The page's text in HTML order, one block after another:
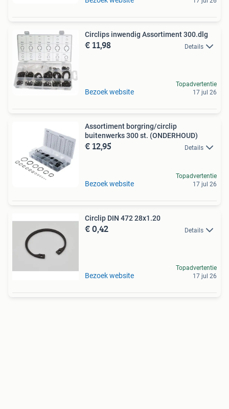
Circlips inwendig Assortiment 300.dlg
€ 11,98 Details
Bezoek website
Topadvertentie
17 jul 26
Assortiment borgring/circlip
buitenwerks 300 st. (ONDERHOUD)
€ 12,95 Details
Bezoek website
Topadvertentie
17 jul 26
Circlip DIN 472 28x1.20
€ 0,42 Details
Bezoek website
Topadvertentie
17 jul 26